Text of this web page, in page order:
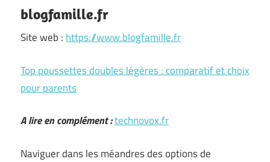
blogfamille.fr
Site web : https://www.blogfamille.fr
Top poussettes doubles légères : comparatif et choix
pour parents
A lire en complément :technovox.fr
Naviguer dans les méandres des options de